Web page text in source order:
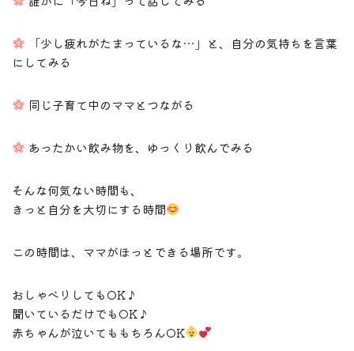
「少し疲れがたまっているな…」と、自分の気持ちを言葉
にしてみる
同じ子育て中のママとつながる
あったかい飲み物を、ゆっくり飲んでみる
そんな何気ない時間も、
きっと自分を大切にする時間
この時間は、ママがほっとできる場所です。
おしゃべりしてもOK♪
聞いているだけでもOK♪
赤ちゃんが泣いてももちろんOK